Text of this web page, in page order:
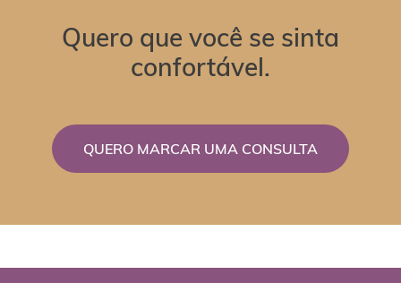
Quero que você se sinta
confortável.
QUERO MARCAR UMA CONSULTA